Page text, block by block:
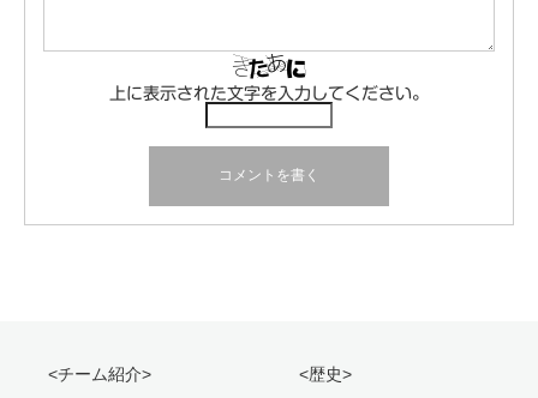
上に表示された文字を入力してください。
<チーム紹介> <歴史>